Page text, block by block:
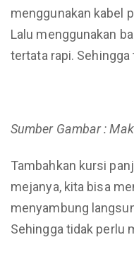
menggunakan kabel
Lalu menggunakan
tertata rapi.
Sumber Gambar :
Tambahkan kursi
mejanya, kita bisa
menyambung
Sehingga tidak perlu